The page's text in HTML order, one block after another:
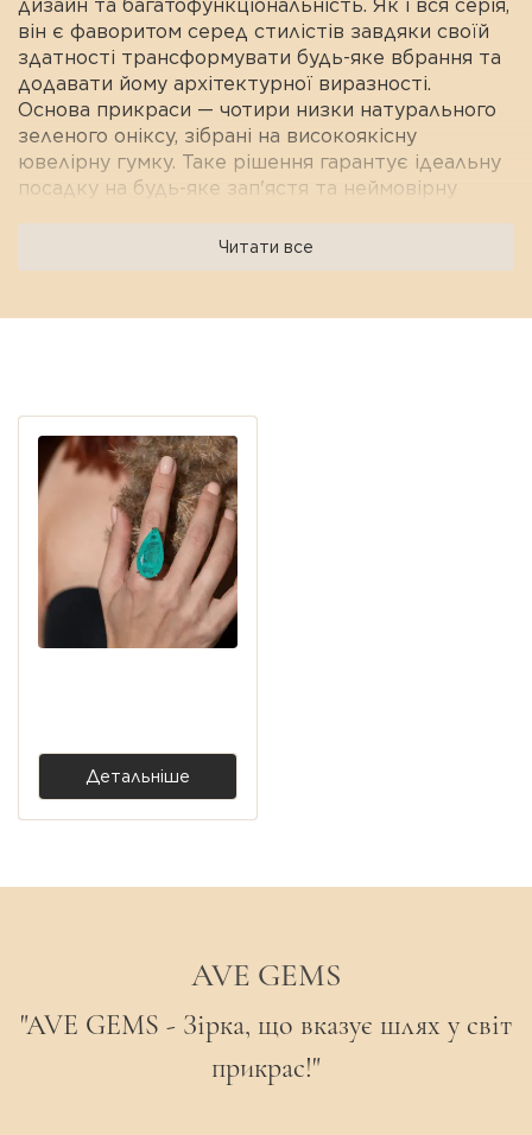
дизайн та багатофункціональність. Як і вся серія,
він є фаворитом серед стилістів завдяки своїй
здатності трансформувати будь-яке вбрання та
додавати йому архітектурної виразності.
Основа прикраси — чотири низки натурального
зеленого оніксу, зібрані на високоякісну
ювелірну гумку. Таке рішення гарантує ідеальну
посадку на будь-яке зап'ястя та неймовірну
Характеристики:
Розмір смарагд лабораторний: 18*25 мм.
Розмір виробу: 17-19 см
Основа: Високоякісна еластична ювелірна
гумка (універсальний розмір).
Стиль: Statement jewelry / Modern classic.
Читати все
Детальніше
AVE GEMS
"AVE GEMS - Зірка, що вказує шлях у світ
прикрас!"